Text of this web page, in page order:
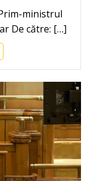
ministrul
De către: […]